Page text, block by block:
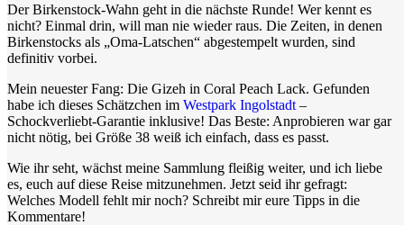
Der Birkenstock-Wahn geht in die nächste Runde! Wer kennt es
nicht? Einmal drin, will man nie wieder raus. Die Zeiten, in denen
Birkenstocks als „Oma-Latschen“ abgestempelt wurden, sind
definitiv vorbei.
Mein neuester Fang: Die Gizeh in Coral Peach Lack. Gefunden
habe ich dieses Schätzchen im Westpark Ingolstadt –
Schockverliebt-Garantie inklusive! Das Beste: Anprobieren war gar
nicht nötig, bei Größe 38 weiß ich einfach, dass es passt.
Wie ihr seht, wächst meine Sammlung fleißig weiter, und ich liebe
es, euch auf diese Reise mitzunehmen. Jetzt seid ihr gefragt:
Welches Modell fehlt mir noch? Schreibt mir eure Tipps in die
Kommentare!